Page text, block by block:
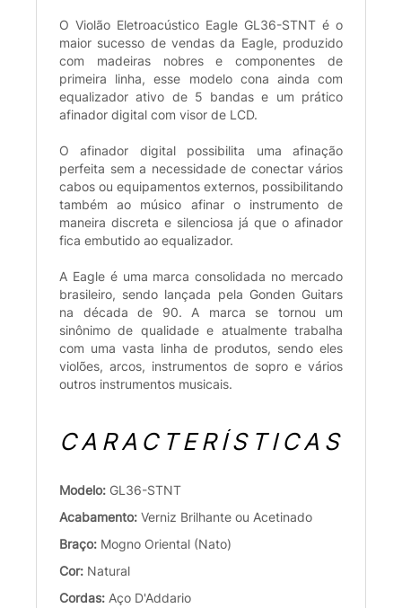
O Violão Eletroacústico Eagle GL36-STNT é o
maior sucesso de vendas da Eagle, produzido
com madeiras nobres e componentes de
primeira linha, esse modelo cona ainda com
equalizador ativo de 5 bandas e um prático
afinador digital com visor de LCD.
O afinador digital possibilita uma afinação
perfeita sem a necessidade de conectar vários
cabos ou equipamentos externos, possibilitando
também ao músico afinar o instrumento de
maneira discreta e silenciosa já que o afinador
fica embutido ao equalizador.
A Eagle é uma marca consolidada no mercado
brasileiro, sendo lançada pela Gonden Guitars
na década de 90. A marca se tornou um
sinônimo de qualidade e atualmente trabalha
com uma vasta linha de produtos, sendo eles
violões, arcos, instrumentos de sopro e vários
outros instrumentos musicais.
CARACTERÍSTICAS
Modelo: GL36-STNT
Acabamento: Verniz Brilhante ou Acetinado
Braço: Mogno Oriental (Nato)
Cor: Natural
Cordas: Aço D'Addario